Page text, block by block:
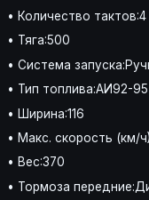
• Количество тактов:4
• Тяга:500
• Система
• Тип топлива:АИ92-95
• Ширина:116
• Макс. скорость (км/
• Вес:370
• Тормоза